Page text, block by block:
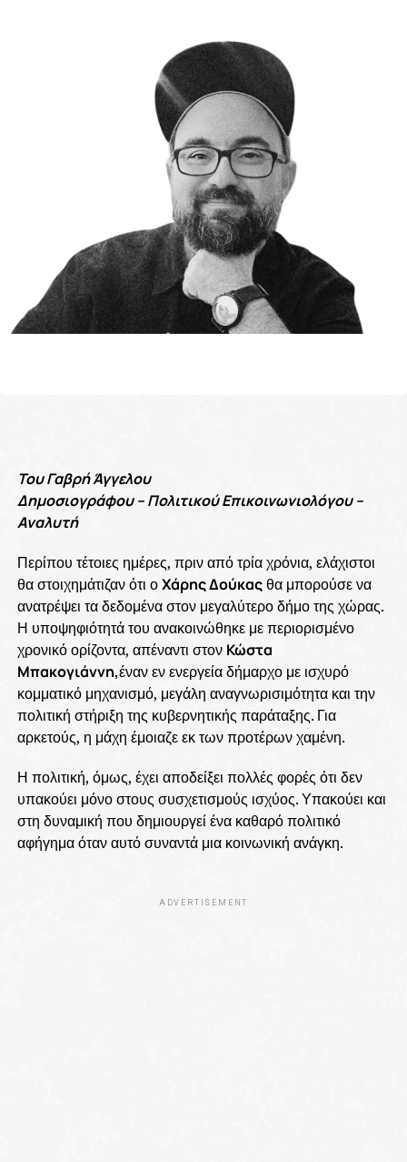
Του Γαβρή Άγγελου
Δημοσιογράφου – Πολιτικού Επικοινωνιολόγου –
Αναλυτή
Περίπου τέτοιες ημέρες, πριν από τρία χρόνια, ελάχιστοι
θα στοιχημάτιζαν ότι οΧάρης Δούκαςθα μπορούσε να
ανατρέψει τα δεδομένα στον μεγαλύτερο δήμο της χώρας.
Η υποψηφιότητά του ανακοινώθηκε με περιορισμένο
χρονικό ορίζοντα, απέναντι στον Κώστα
Μπακογιάννη,έναν εν ενεργεία δήμαρχο με ισχυρό
κομματικό μηχανισμό, μεγάλη αναγνωρισιμότητα και την
πολιτική στήριξη της κυβερνητικής παράταξης. Για
αρκετούς, η μάχη έμοιαζε εκ των προτέρων χαμένη.
Η πολιτική, όμως, έχει αποδείξει πολλές φορές ότι δεν
υπακούει μόνο στους συσχετισμούς ισχύος. Υπακούει και
στη δυναμική που δημιουργεί ένα καθαρό πολιτικό
αφήγημα όταν αυτό συναντά μια κοινωνική ανάγκη.
ADVERTISEMENT